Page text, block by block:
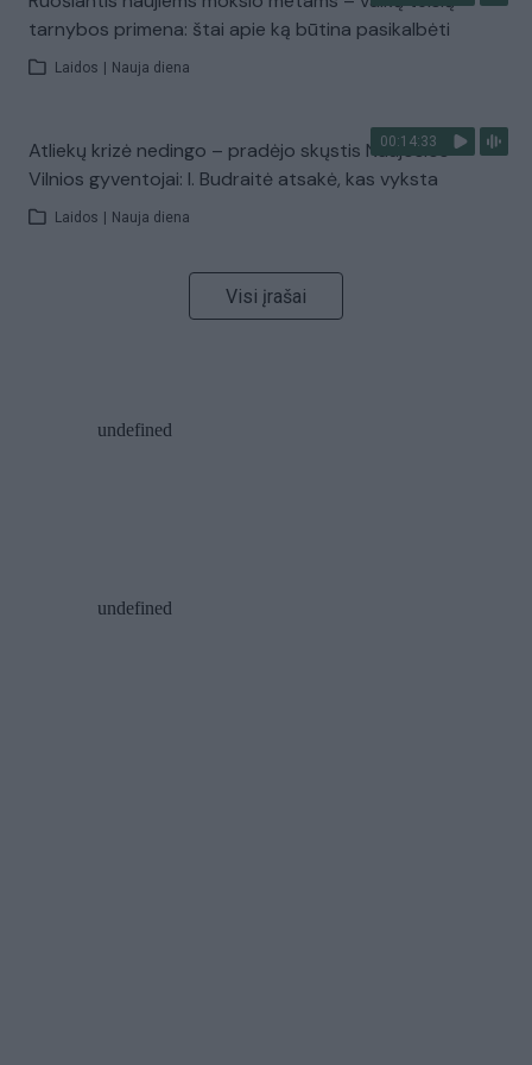
tarnybos primena: štai apie ką būtina pasikalbėti
Laidos Nauja diena
00:14:33
Atliekų krizė nedingo – pradėjo skųstis Naujosios
Vilnios gyventojai: I. Budraitė atsakė, kas vyksta
Laidos Nauja diena
Visi įrašai